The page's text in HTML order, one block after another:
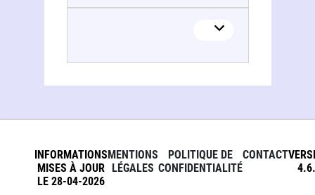
INFORMATIONS
MISES À JOUR
LE 28-04-2026
MENTIONS
LÉGALES
POLITIQUE DE
CONFIDENTIALITÉ
CONTACT